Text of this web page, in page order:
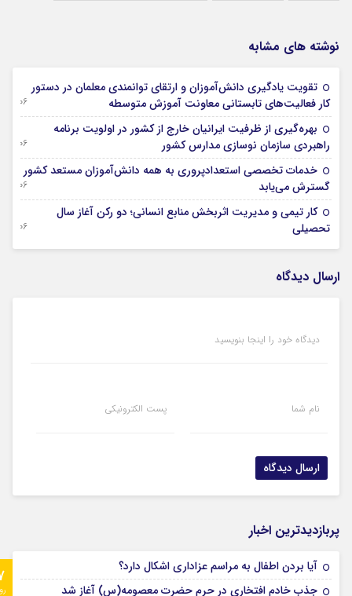
نوشته های مشابه
تقویت یادگیری دانش‌آموزان و ارتقای توانمندی معلمان در دستور
کار فعالیت‌های تابستانی معاونت آموزش متوسطه
06 آگوست 2026
بهره‌گیری از ظرفیت ایرانیان خارج از کشور در اولویت برنامه
راهبردی سازمان نوسازی مدارس کشور
06 آگوست 2026
خدمات تخصصی استعدادپروری به همه دانش‌آموزان مستعد کشور
گسترش می‌یابد
06 آگوست 2026
کار تیمی و مدیریت اثربخش منابع انسانی؛ دو رکن آغاز سال
تحصیلی
06 آگوست 2026
ارسال دیدگاه
دیدگاه خود را اینجا بنویسید
نام شما پست الکترونیکی
پربازدیدترین اخبار
آیا بردن اطفال به مراسم عزادارى اشکال دارد؟
جذب خادم افتخاری در حرم حضرت معصومه(س) آغاز شد